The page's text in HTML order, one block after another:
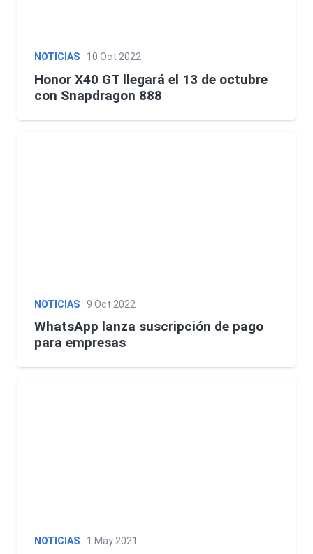
NOTICIAS 10 Oct 2022
Honor X40 GT llegará el 13 de octubre
con Snapdragon 888
NOTICIAS 9 Oct 2022
WhatsApp lanza suscripción de pago
para empresas
NOTICIAS 1 May 2021